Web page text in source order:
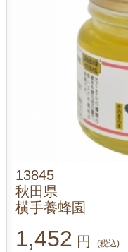
13845
秋田県
横手養蜂園
1,452 円 (税込)